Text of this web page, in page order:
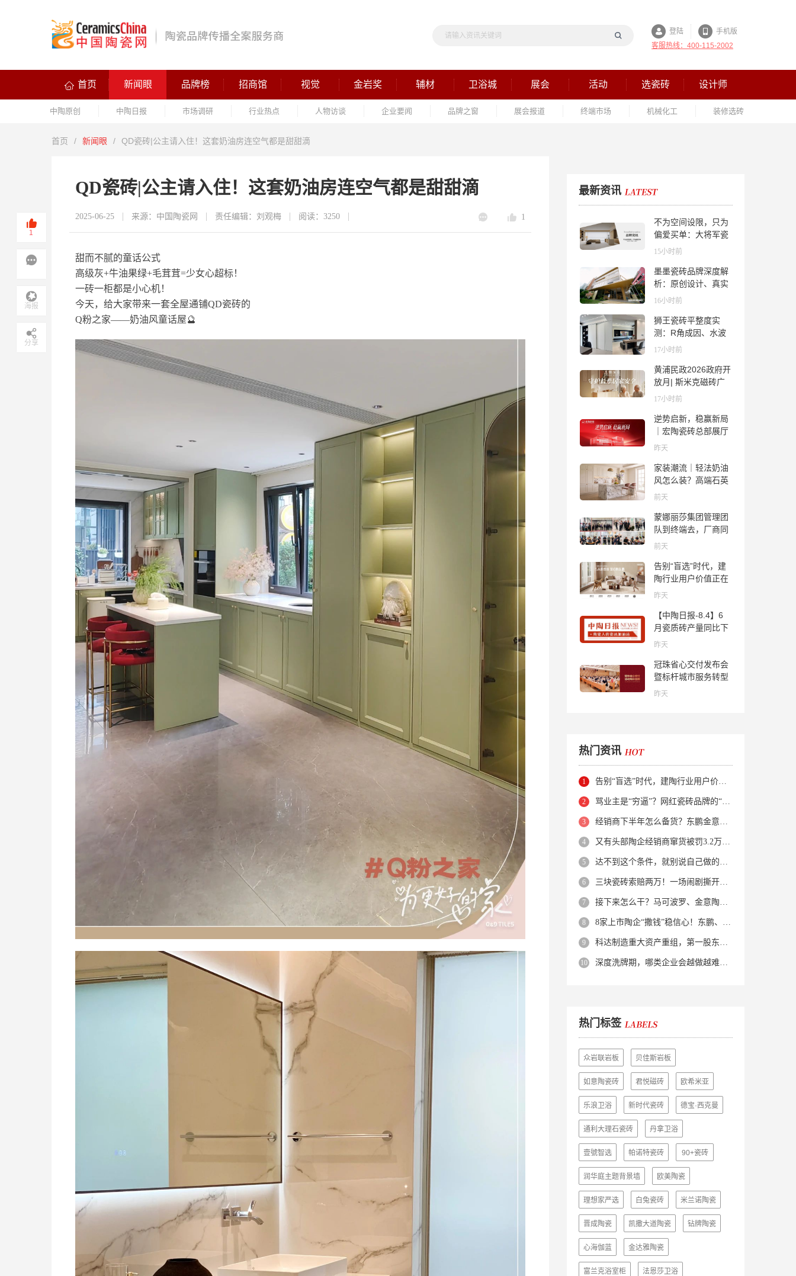
登陆
手机版
客服热线：400-115-2002
首页 新闻眼 品牌榜 招商馆 视觉 金岩奖 辅材 卫浴城 展会 活动 选瓷砖 设计师
中陶原创 中陶日报 市场调研 行业热点 人物访谈 企业要闻 品牌之窗 展会报道 终端市场 机械化工 装修选砖
首页 / 新闻眼 / QD瓷砖|公主请入住！这套奶油房连空气都是甜甜滴
QD瓷砖|公主请入住！这套奶油房连空气都是甜甜滴
2025-06-25 来源：中国陶瓷网 责任编辑：刘观梅 阅读：3250 1
甜而不腻的童话公式
高级灰+牛油果绿+毛茸茸=少女心超标！
一砖一柜都是小心机！
今天，给大家带来一套全屋通铺QD瓷砖的
Q粉之家——奶油风童话屋🔮
最新资讯
不为空间设限，只为
偏爱买单：大将军瓷
砖解锁“高级哑”人居
15小时前
墨墨瓷砖品牌深度解
析：原创设计、真实
质感与市场口碑全览
16小时前
狮王瓷砖平整度实
测：R角成因、水波
纹真相、辊棒印解析
17小时前
黄浦民政2026政府开
放月| 斯米克磁砖广
场适老化体验中心正
17小时前
逆势启新，稳赢新局
｜宏陶瓷砖总部展厅
焕新升级开工大吉
昨天
家装潮流｜轻法奶油
风怎么装？高端石英
石品牌法萨石，打造
前天
蒙娜丽莎集团管理团
队到终端去，厂商同
心找到市场的答案
前天
告别“盲选”时代，建
陶行业用户价值正在
被改写！
昨天
【中陶日报-8.4】6
月瓷质砖产量同比下
降超10％；2家中国
ARCHIDEX 2026石
材展；东鹏已斥资
4852万回购股份；方
昨天
冠珠省心交付发布会
暨标杆城市服务转型
集训会圆满举行
昨天
热门资讯
告别“盲选”时代，建陶行业用户价值正在被改写！
骂业主是“穷逼”？网红瓷砖品牌的“真实面目”被揭开了！
经销商下半年怎么备货？东鹏金意陶马可波罗等10大品牌集体亮剑
又有头部陶企经销商窜货被罚3.2万！品牌区域保护岌岌可危？
达不到这个条件，就别说自己做的是质感砖！
三块瓷砖索赔两万！一场闹剧撕开了装修“碰瓷”的遮羞布
接下来怎么干？马可波罗、金意陶、蒙娜丽莎、箭牌、欧神诺、宏宇…
8家上市陶企“撒钱”稳信心！东鹏、蒙娜丽莎等启动回购增持
科达制造重大资产重组，第一股东易主！
深度洗牌期，哪类企业会越做越难？哪类企业能逆势突围？
热门标签
众岩联岩板 贝佳斯岩板
如意陶瓷砖 君悦磁砖 欧希米亚
乐浪卫浴 新时代瓷砖 德宝·西克曼
通利大理石瓷砖 丹拿卫浴
壹號智选 帕诺特瓷砖 90+瓷砖
润华庭主题背景墙 欧美陶瓷
理想家严选 白兔瓷砖 米兰诺陶瓷
晋成陶瓷 凯撒大道陶瓷 钻牌陶瓷
心海伽蓝 金达雅陶瓷
富兰克浴室柜 法恩莎卫浴
1
海报
分享